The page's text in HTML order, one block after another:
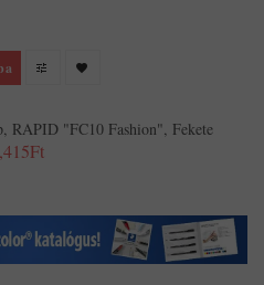
RAPID "FC10 Fashion", Fekete